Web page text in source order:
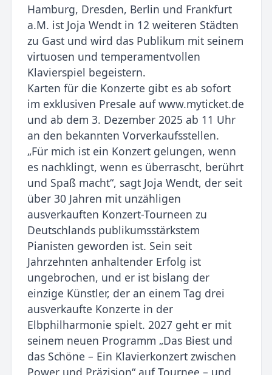
Hamburg, Dresden, Berlin und Frankfurt
a.M. ist Joja Wendt in 12 weiteren Städten
zu Gast und wird das Publikum mit seinem
virtuosen und temperamentvollen
Klavierspiel begeistern.
Karten für die Konzerte gibt es ab sofort
im exklusiven Presale auf www.myticket.de
und ab dem 3. Dezember 2025 ab 11 Uhr
an den bekannten Vorverkaufsstellen.
„Für mich ist ein Konzert gelungen, wenn
es nachklingt, wenn es überrascht, berührt
und Spaß macht“, sagt Joja Wendt, der seit
über 30 Jahren mit unzähligen
ausverkauften Konzert-Tourneen zu
Deutschlands publikumsstärkstem
Pianisten geworden ist. Sein seit
Jahrzehnten anhaltender Erfolg ist
ungebrochen, und er ist bislang der
einzige Künstler, der an einem Tag drei
ausverkaufte Konzerte in der
Elbphilharmonie spielt. 2027 geht er mit
seinem neuen Programm „Das Biest und
das Schöne – Ein Klavierkonzert zwischen
Power und Präzision“ auf Tournee – und